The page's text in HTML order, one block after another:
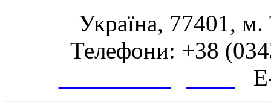
Україна, 77401,
Телефони: +38